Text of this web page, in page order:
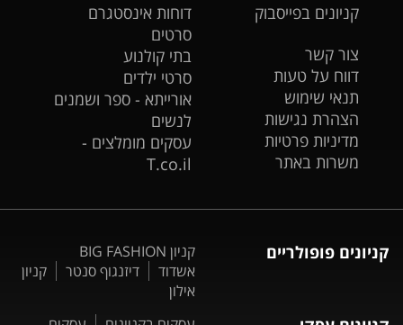
קניונים בפייסבוק
צור קשר
דווח על טעות
תנאי שימוש
הצהרת נגישות
מדיניות פרטיות
משרות באתר
דוחות אינסטגרם
סרטים
בתי קולנוע
סרטי ילדים
אורייתא - ספר ושמנים
לנשים
עסקים מומלצים -
T.co.il
קניונים פופולריים
קניון BIG FASHION
אשדוד
דיזנגוף סנטר
קניון
אילון